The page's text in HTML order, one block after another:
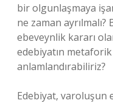
bir olgunlaşmaya
ne zaman
ebeveynlik kararı
edebiyatın
anlamlandırabiliriz?
Edebiyat, varoluşun